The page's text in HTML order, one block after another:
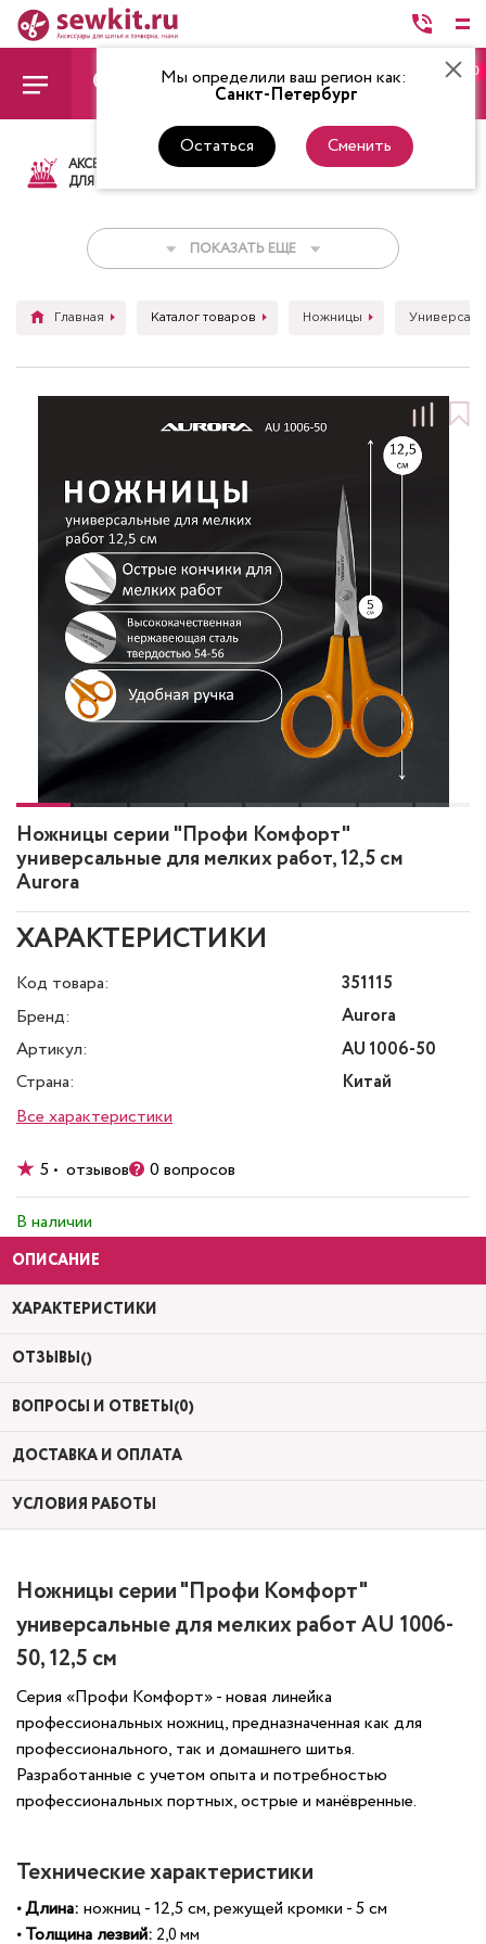
Мы определили ваш регион как:
Санкт-Петербург
Остаться Сменить
0
АКСЕССУАРЫ
ДЛЯ ШИТЬЯ
ТКАНИ НИТКИ
ПОКАЗАТЬ ЕЩЕ
Главная Каталог товаров Ножницы
Ножницы серии "Профи Комфорт"
универсальные для мелких работ, 12,5 см
Aurora
ХАРАКТЕРИСТИКИ
Код товара:
351115
Бренд:
Aurora
Артикул:
AU 1006-50
Страна:
Китай
Все характеристики
5 • отзывов 0 вопросов
В наличии
ОПИСАНИЕ
ХАРАКТЕРИСТИКИ
ОТЗЫВЫ()
ВОПРОСЫ И ОТВЕТЫ(0)
ДОСТАВКА И ОПЛАТА
УСЛОВИЯ РАБОТЫ
Ножницы серии "Профи Комфорт"
универсальные для мелких работ AU 1006-
50, 12,5 см
Серия «Профи Комфорт» - новая линейка
профессиональных ножниц, предназначенная как для
профессионального, так и домашнего шитья.
Разработанные с учетом опыта и потребностью
профессиональных портных, острые и манёвренные.
Технические характеристики
•Длина: ножниц - 12,5 см, режущей кромки - 5 см
• Толщина лезвий: 2,0 мм